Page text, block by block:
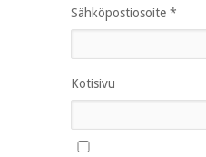
Sähköpostiosoite *
Kotisivu